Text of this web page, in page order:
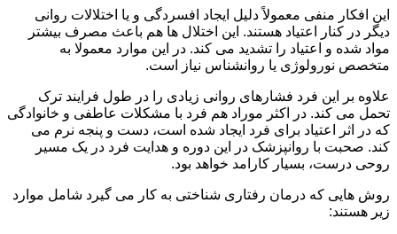
این افکار منفی معمولاً دلیل ایجاد افسردگی و یا اختلالات روانی
دیگر در کنار اعتیاد هستند. این اختلال ها هم باعث مصرف بیشتر
مواد شده و اعتیاد را تشدید می کند. در این موارد معمولا به
متخصص نورولوژی یا روانشناس نیاز است.
علاوه بر این فرد فشارهای روانی زیادی را در طول فرایند ترک
تحمل می کند. در اکثر موراد هم فرد با مشکلات عاطفی و خانوادگی
که در اثر اعتیاد برای فرد ایجاد شده است، دست و پنجه نرم می
کند. صحبت با روانپزشک در این دوره و هدایت فرد در یک مسیر
روحی درست، بسیار کارامد خواهد بود.
روش هایی که درمان رفتاری شناختی به کار می گیرد شامل موارد
زیر هستند: